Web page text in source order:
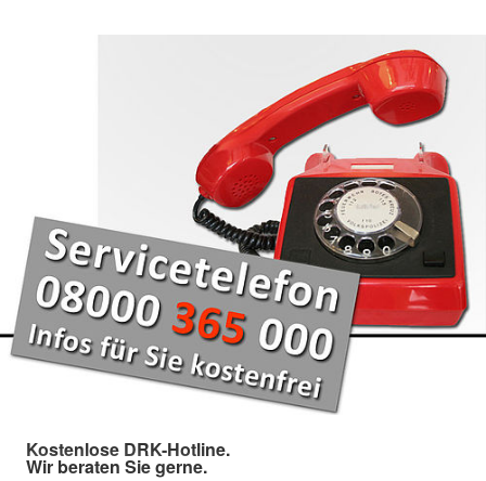
Kostenlose DRK-Hotline.
Wir beraten Sie gerne.